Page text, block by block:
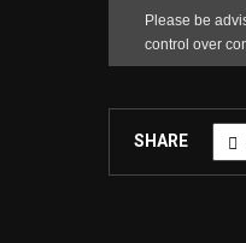
SHARE